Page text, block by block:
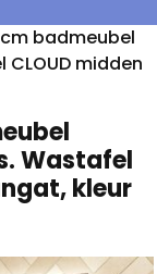
badmeubel
midden
Wastafel
kleur